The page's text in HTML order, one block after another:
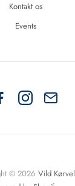
Kontakt os
Events
© 2026 Vild Kørvel